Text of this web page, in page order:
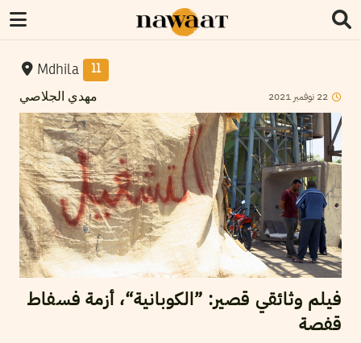
Mdhila 11
مهدي الجلاصي 22 نوفمبر 2021
فيلم وثائقي قصير: ”الكوبانية“، أزمة فسفاط
قفصة